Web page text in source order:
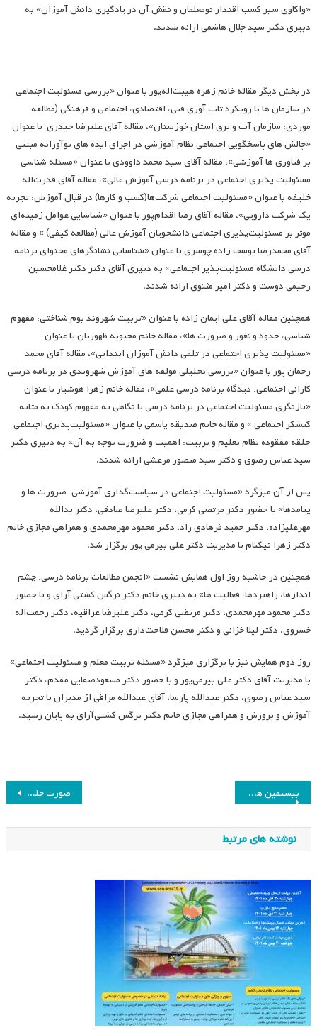
«واکاوی سیر کسب اقتدار نومعلمان و نقش آن در یادگیری دانش آموزان» به
دبیری دکتر سید جلال هاشمی ارائه شدند.
در بخش دیگر مقاله خانم زهره هیبت‌اله‌پور با عنوان «بررسی مسئولیت اجتماعی
در سازمان ها با رویکرد تاب آوری فنی، اقتصادی، اجتماعی و فرهنگی (مطالعه
موردی: سازمان آب و برق استان خوزستان»، مقاله آقای علیرضا حیدری با عنوان
«چالش های پاسخگویی اجتماعی نظام آموزشی در اجرای ایده های نوآورانه مبتنی
بر فناوری ها آموزشی»، مقاله آقای سید محمد داوودی با عنوان «مسئله شناسی
مسئولیت پذیری اجتماعی در برنامه درسی آموزش عالی»، مقاله آقای قدرت‌اله
خلیفه با عنوان «مسئولیت اجتماعی شرکت‌ها(کسب و کارها) در قبال آموزش: تجربه
یک شرکت دارویی»، مقاله آقای رضا اقدام‌پور با عنوان «شناسایی عوامل زمینه‌ای
موثر بر مسئولیت‌پذیری اجتماعی دانشجویان آموزش عالی (مطالعه کیفی) » و مقاله
آقای محمدرضا یوسف زاده چوسری با عنوان «شناسایی نشانگرهای محتوای برنامه
درسی دانشگاه مسئولیت‌پذیر اجتماعی» به دبیری آقای دکتر دکتر غلامحسین
رحیمی دوست و دکتر امیر مثنوی ارائه شدند.
همچنین مقاله آقای علی ایمان زاده با عنوان «تربیت شهروند بوم شناختی: مفهوم
شناسی، حدود و ثغور و ضرورت ها»، مقاله خانم محبوبه ظهوریان با عنوان
«مسئولیت پذیری اجتماعی در تلقی دانش آموزان ابتدایی»، مقاله آقای محمد
رحمان پور با عنوان «بررسی تحلیلی مولفه های آموزش شهروندی در برنامه درسی
کارائی اجتماعی: دیدگاه برنامه درسی علمی»، مقاله خانم زهرا هوشیار با عنوان
«بازنگری مسئولیت اجتماعی در برنامه درسی با نگاهی به مفهوم کودک به مثابه
کنشکر اجتماعی » و مقاله خانم صدیقه یاسمی با عنوان «مسئولیت‌پذیری اجتماعی
حلقه مفقوده نظام تعلیم و تربیت: اهمیت و ضرورت توجه به آن» به دبیری دکتر
سید عباس رضوی و دکتر سید منصور مرعشی ارائه شدند.
پس از آن میزگرد «مسئولیت اجتماعی در سیاست‌گذاری آموزشی: ضرورت ها و
پیامدها» با حضور دکتر مرتضی کرمی، دکتر علیرضا صادقی، دکتر یدالله
مهرعلیزاده، دکتر حمید فرهادی راد، دکتر محمود مهرمحمدی و همراهی مجازی خانم
دکتر زهرا نیکنام با مدیریت دکتر علی بیرمی پور برگزار شد.
همچنین در حاشیه روز اول همایش نشست «انجمن مطالعات برنامه درسی: چشم
اندازها، راهبردها، فعالیت ها» به دبیری خانم دکتر نرگس کشتی آرای و با حضور
دکتر محمود مهرمحمدی، دکتر مرتضی کرمی، دکتر علیرضا عراقیه، دکتر رحمت‌اله
خسروی، دکتر لیلا خزائی و دکتر محسن فلاحت‌داری برگزار گردید.
روز دوم همایش نیز با برگزاری میزگرد «مسئله تربیت معلم و مسئولیت اجتماعی»
با مدیریت آقای دکتر علی بیرمی‌پور و با حضور دکتر مسعودصفایی مقدم، دکتر
سید عباس رضوی، دکتر عبدالله پارسا، آقای عبدالله مراقی از مدیران با تجربه
آموزش و پرورش و همراهی مجازی خانم دکتر نرگس کشتی‌آرای به پایان رسید.
راهبری
نوشته
صورت جلسه کمیسیون پژوهش انجمن مطالعات برنامه درسی ایران بیستمین همایش ملی انجمن مطالعات برنامه درسی ایران برگزار می‌شود
نوشته های مرتبط